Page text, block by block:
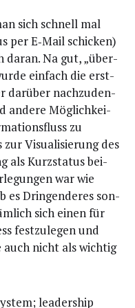
sich schnell mal
per E‑Mail schi­cken)
dar­an. Na gut, „über­
ein­fach die erst­
dar­über nach­zu­den­
ande­re Mög­lich­kei­
zu
Visua­li­sie­rung des
als Kurz­sta­tus bei­
war wie
es Drin­gen­de­res son­
sich einen für
fest­zu­le­gen und
nicht als wich­tig
lea­der­ship